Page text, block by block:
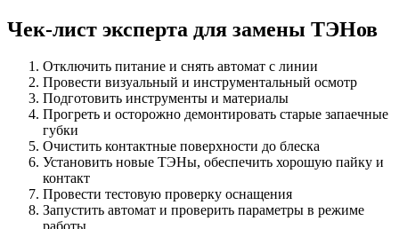
Чек-лист эксперта для замены ТЭНов
Отключить питание и снять автомат с линии
Провести визуальный и инструментальный осмотр
Подготовить инструменты и материалы
Прогреть и осторожно демонтировать старые запаечные
губки
Очистить контактные поверхности до блеска
Установить новые ТЭНы, обеспечить хорошую пайку и
контакт
Провести тестовую проверку оснащения
Запустить автомат и проверить параметры в режиме